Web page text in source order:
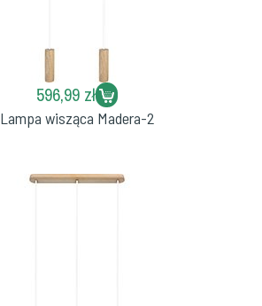
596,99 zł
Lampa wisząca Madera-2